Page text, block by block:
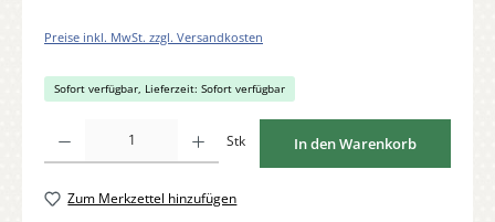
Preise inkl. MwSt. zzgl. Versandkosten
Sofort verfügbar, Lieferzeit: Sofort verfügbar
Stk In den Warenkorb
Zum Merkzettel hinzufügen